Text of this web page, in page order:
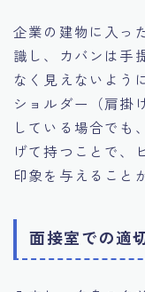
企業の建物に入っ
識し、カバンは手
なく見えないよう
ショルダー（肩掛
している場合でも
げて持つことで、
印象を与えること
面接室での適